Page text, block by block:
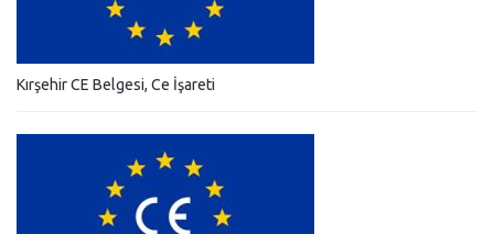
Kırşehir CE Belgesi, Ce İşareti